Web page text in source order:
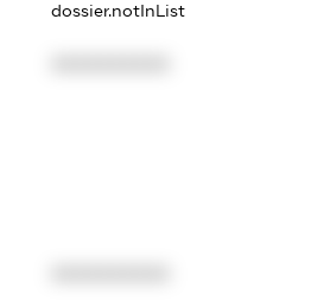
dossier.notInList